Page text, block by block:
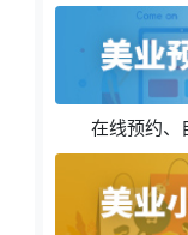
在线预约、